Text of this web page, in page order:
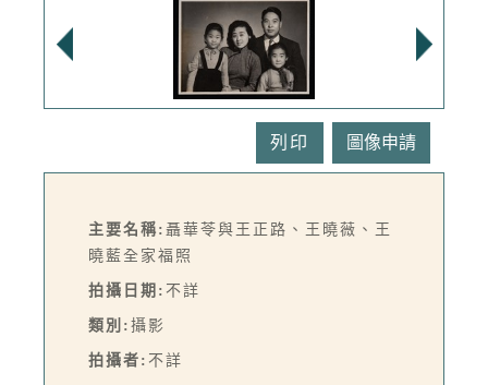
列印
主要名稱: 聶華苓與王正路、王曉薇、王
曉藍全家福照
拍攝日期: 不詳
類別: 攝影
拍攝者: 不詳